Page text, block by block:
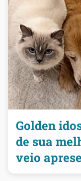
Golden
de sua
veio